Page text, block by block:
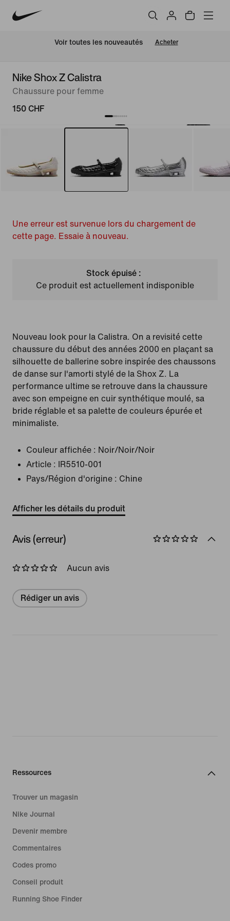
Voir toutes les nouveautés Acheter
Nike Shox Z Calistra
Chaussure pour femme
150 CHF
Une erreur est survenue lors du chargement de
cette page. Essaie à nouveau.
Stock épuisé :
Ce produit est actuellement indisponible
Nouveau look pour la Calistra. On a revisité cette
chaussure du début des années 2000 en plaçant sa
silhouette de ballerine sobre inspirée des chaussons
de danse sur l'amorti stylé de la Shox Z. La
performance ultime se retrouve dans la chaussure
avec son empeigne en cuir synthétique moulé, sa
bride réglable et sa palette de couleurs épurée et
minimaliste.
Couleur affichée : Noir/Noir/Noir
Article :
IR5510-001
Pays/Région d'origine : Chine
Afficher les détails du produit
Avis (erreur)
Aucun avis
Rédiger un avis
Ressources
Trouver un magasin
Nike Journal
Devenir membre
Commentaires
Codes promo
Conseil produit
Running Shoe Finder